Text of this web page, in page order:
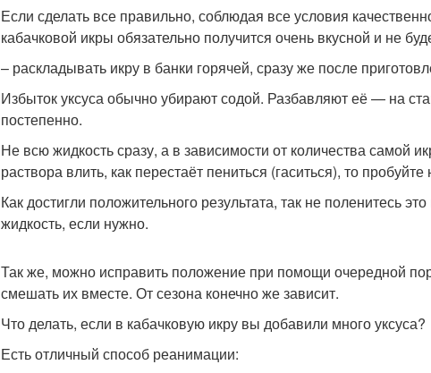
Если сделать все правильно, соблюдая все условия
кабачковой икры обязательно получится очень вкусной и не
– раскладывать икру в банки горячей, сразу же после
Избыток уксуса обычно убирают содой. Разбавляют её — на
постепенно.
Не всю жидкость сразу, а в зависимости от количества самой
раствора влить, как перестаёт пениться (гаситься), то пробуйте
Как достигли положительного результата, так не поленитесь
жидкость, если нужно.
Так же, можно исправить положение при помощи очередной
смешать их вместе. От сезона конечно же зависит.
Что делать, если в кабачковую икру вы добавили много уксуса?
Есть отличный способ реанимации: